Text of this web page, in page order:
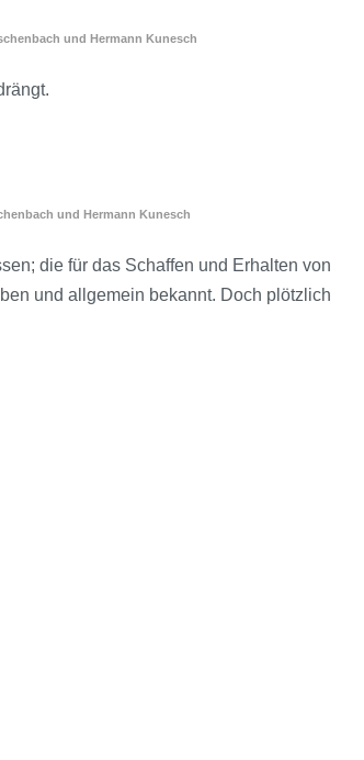
und Hermann Kunesch
und Hermann Kunesch
die für das Schaffen und Erhalten von
und allgemein bekannt. Doch plötzlich